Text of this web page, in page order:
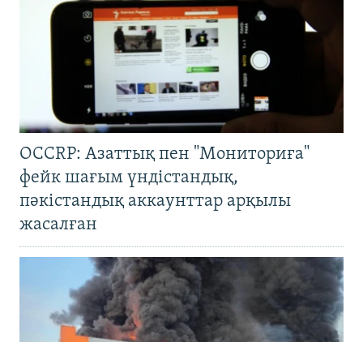
OCCRP: Азаттық пен "Мониториға"
фейк шағым үндістандық,
пәкістандық аккаунттар арқылы
жасалған